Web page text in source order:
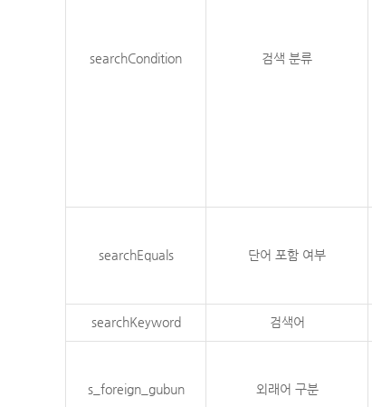
searchCondition 검색 분류
searchEquals 단어 포함 여부
searchKeyword 검색어
s_foreign_gubun 외래어 구분